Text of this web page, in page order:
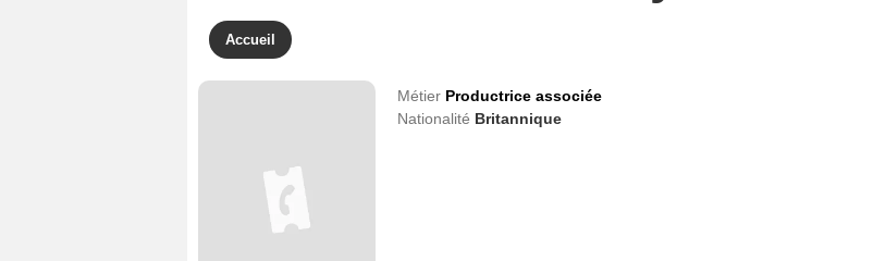
Accueil
Métier Productrice associée
Nationalité Britannique